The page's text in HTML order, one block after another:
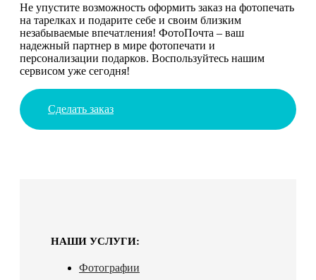
Не упустите возможность оформить заказ на фотопечать
на тарелках и подарите себе и своим близким
незабываемые впечатления! ФотоПочта – ваш
надежный партнер в мире фотопечати и
персонализации подарков. Воспользуйтесь нашим
сервисом уже сегодня!
Сделать заказ
НАШИ УСЛУГИ:
Фотографии